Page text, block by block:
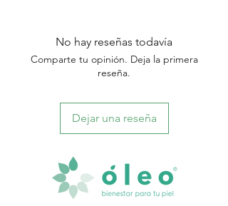
No hay reseñas todavía
Comparte tu opinión. Deja la primera
reseña.
Dejar una reseña